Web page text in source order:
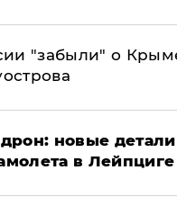
"забыли" о
новые детали
в Лейпциге